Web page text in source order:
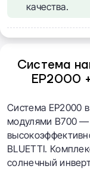
качества.
Система
EP2000
Система EP2000
модулями B700
BLUETTI.
солнечный